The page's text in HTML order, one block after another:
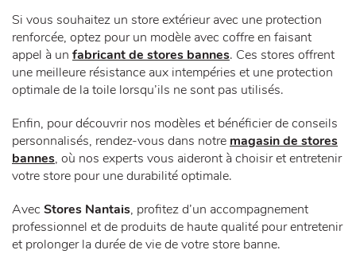
Si vous souhaitez un store extérieur avec une protection
renforcée, optez pour un modèle avec coffre en faisant
appel à un fabricant de stores bannes. Ces stores offrent
une meilleure résistance aux intempéries et une protection
optimale de la toile lorsqu’ils ne sont pas utilisés.
Enfin, pour découvrir nos modèles et bénéficier de conseils
personnalisés, rendez-vous dans notre magasin de stores
bannes, où nos experts vous aideront à choisir et entretenir
votre store pour une durabilité optimale.
Avec Stores Nantais, profitez d’un accompagnement
professionnel et de produits de haute qualité pour entretenir
et prolonger la durée de vie de votre store banne.